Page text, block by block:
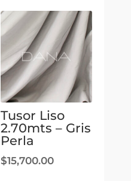
Tusor Liso
2.70mts – Gris
Perla
$15,700.00